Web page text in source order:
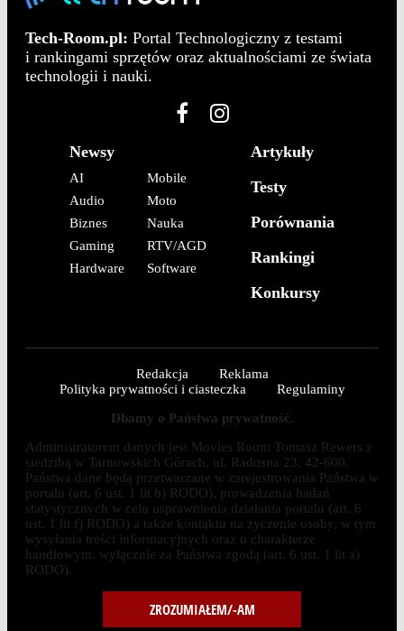
Tech-Room.pl: Portal Technologiczny z testami
i rankingami sprzętów oraz aktualnościami ze świata
technologii i nauki.
Newsy
AI
Audio
Biznes
Gaming
Hardware
Mobile
Moto
Nauka
RTV/AGD
Software
Artykuły
Testy
Porównania
Rankingi
Konkursy
Redakcja
Reklama
Polityka prywatności i ciasteczka
Regulaminy
Dbamy o Państwa prywatność.
Administratorem danych jest Movies Room Tomasz Rewers z
siedzibą w Tarnowskich Górach, ul. Radosna 23, 42-600.
Państwa dane będą przetwarzane w zarejestrowania Państwa w
portalu (art. 6 ust. 1 lit b) RODO), prowadzenia badań
statystycznych w celu usprawnienia działania portalu (art. 6
ust. 1 lit f) RODO) a także kontaktu na życzenie osoby, w tym
wysyłania treści informacyjnych oraz o charakterze
handlowym, wyłącznie za Państwa zgodą (art. 6 ust. 1 lit a)
RODO).
ZROZUMIAŁEM/-AM